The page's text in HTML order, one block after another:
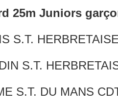
25m Juniors
S.T.
S.T.
S.T. DU MANS